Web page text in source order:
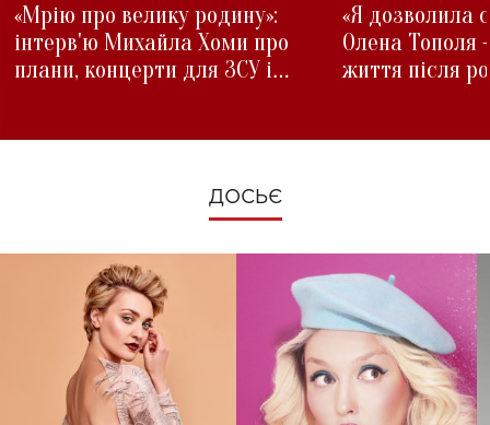
«Мрію про велику родину»:
інтерв'ю Михайла Хоми про
плани, концерти для ЗСУ і
«Я дозволила
Олена Тополя
життя після
ДОСЬЄ